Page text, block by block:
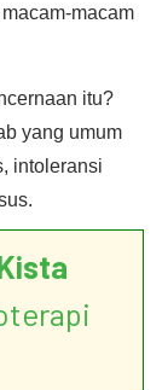
macam
itu?
yang umum
intoleransi